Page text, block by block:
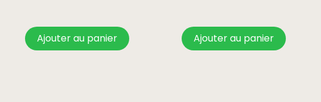
Ajouter au panier Ajouter au panier